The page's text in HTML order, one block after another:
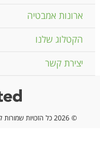
ארונות אמבטיה
הקטלוג שלנו
יצירת קשר
© 2026 כל הזכויות שמורות לאתר ארונות פור יו - ארונות אמבטיה